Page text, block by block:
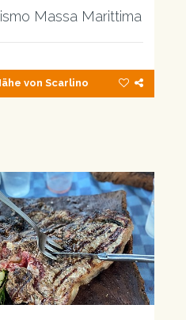
Massa Marittima
von Scarlino